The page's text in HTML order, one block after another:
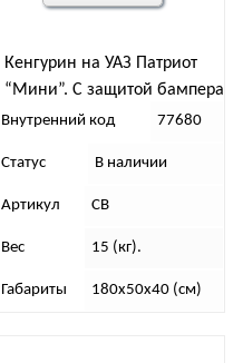
Кенгурин на УАЗ Патриот
“Мини”. С защитой бампера
(дорестайлинг)
Внутренний код 77680
Статус В наличии
Артикул СВ
Вес 15 (кг).
Габариты 180х50х40 (см)